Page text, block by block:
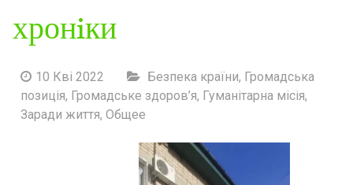
хронiки
10 Кві 2022 Безпека країни, Громадська
позиція, Громадське здоров’я, Гуманітарна місія,
Заради життя, Общее